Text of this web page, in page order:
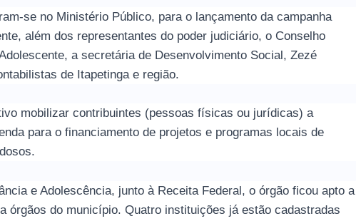
se no Ministério Público, para o lançamento da campanha
além dos representantes do poder judiciário, o Conselho
a secretária de Desenvolvimento Social, Zezé
de Itapetinga e região.
mobilizar contribuintes (pessoas físicas ou jurídicas) a
para o financiamento de projetos e programas locais de
e Adolescência, junto à Receita Federal, o órgão ficou apto a
órgãos do município. Quatro instituições já estão cadastradas